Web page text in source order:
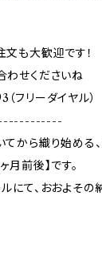
も大歓迎です！
わせくださいね
リーダイヤル）
から織り始める
月前後】です。
にて、おおよそ